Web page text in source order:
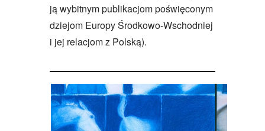
ją wybitnym publikacjom poświęconym
dziejom Europy Środkowo-Wschodniej
i jej relacjom z Polską).